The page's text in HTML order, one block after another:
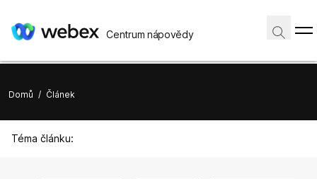
Centrum nápovědy
Domů / Článek
Téma článku: